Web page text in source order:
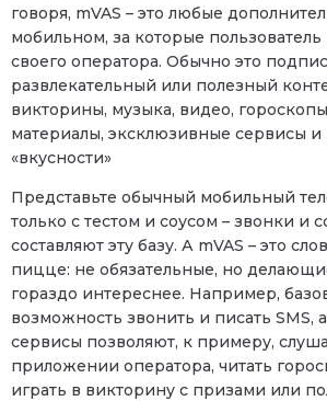
говоря, mVAS – это любые
мобильном, за которые пользователь
своего оператора. Обычно это
развлекательный или полезный
викторины, музыка, видео,
материалы, эксклюзивные сервисы
«вкусности»
Представьте обычный мобильный
только с тестом и соусом – звонки и
составляют эту базу. А mVAS – это
пицце: не обязательные, но
гораздо интереснее. Например,
возможность звонить и писать SMS,
сервисы позволяют, к примеру,
приложении оператора, читать
играть в викторину с призами или